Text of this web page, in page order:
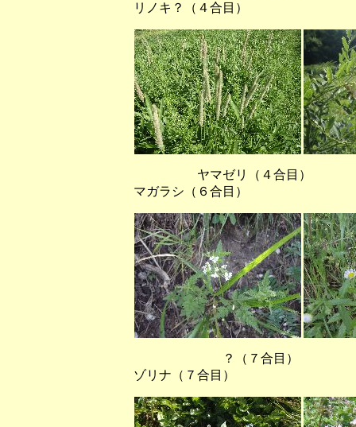
リノキ？（４合目）
ヤマゼリ（４合目
マガラシ（６合目）
？（７合目） イブキ
ゾリナ（７合目）